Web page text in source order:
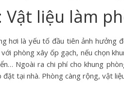
Vật liệu làm
hơi là yếu tố đầu tiên ảnh hưởng
phòng xây ốp gạch, nếu chọn
Ngoài ra chi phí cho khung
tại nhà. Phòng càng rộng, vật